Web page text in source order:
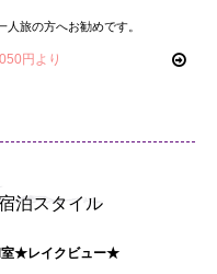
人旅の方へお勧めです。
円より
泊スタイル
室★レイクビュー★